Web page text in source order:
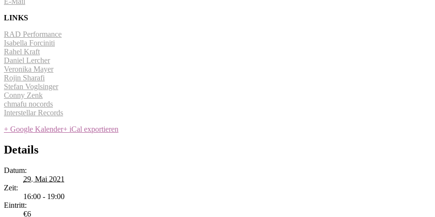
LINKS
RAD Performance
Isabella Forciniti
Rahel Kraft
Daniel Lercher
Veronika Mayer
Rojin Sharafi
Stefan Voglsinger
Conny Zenk
chmafu nocords
Interstellar Records
+ Google Kalender+ iCal exportieren
Details
Datum:
29. Mai 2021
Zeit:
16:00 - 19:00
Eintritt:
€6